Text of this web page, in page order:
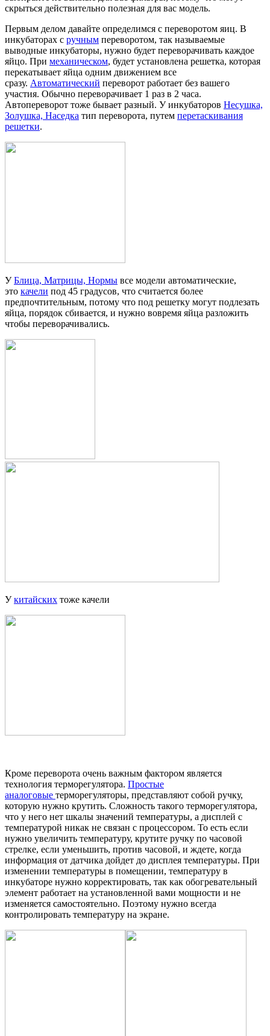
скрыться действительно полезная для вас модель.
Первым делом давайте определимся с переворотом яиц. В
инкубаторах с ручным переворотом, так называемые
выводные инкубаторы, нужно будет переворачивать каждое
яйцо. При механическом, будет установлена решетка, которая
перекатывает яйца одним движением все
сразу. Автоматический переворот работает без вашего
участия. Обычно переворачивает 1 раз в 2 часа.
Автопереворот тоже бывает разный. У инкубаторов Несушка,
Золушка, Наседка тип переворота, путем перетаскивания
решетки.
УБлица, Матрицы, Нормы все модели автоматические,
это качели под 45 градусов, что считается более
предпочтительным, потому что под решетку могут подлезать
яйца, порядок сбивается, и нужно вовремя яйца разложить
чтобы переворачивались.
Укитайских тоже качели
Кроме переворота очень важным фактором является
технология терморегулятора. Простые
аналоговые терморегуляторы, представляют собой ручку,
которую нужно крутить. Сложность такого терморегулятора,
что у него нет шкалы значений температуры, а дисплей с
температурой никак не связан с процессором. То есть если
нужно увеличить температуру, крутите ручку по часовой
стрелке, если уменьшить, против часовой, и ждете, когда
информация от датчика дойдет до дисплея температуры. При
изменении температуры в помещении, температуру в
инкубаторе нужно корректировать, так как обогревательный
элемент работает на установленной вами мощности и не
изменяется самостоятельно. Поэтому нужно всегда
контролировать температуру на экране.